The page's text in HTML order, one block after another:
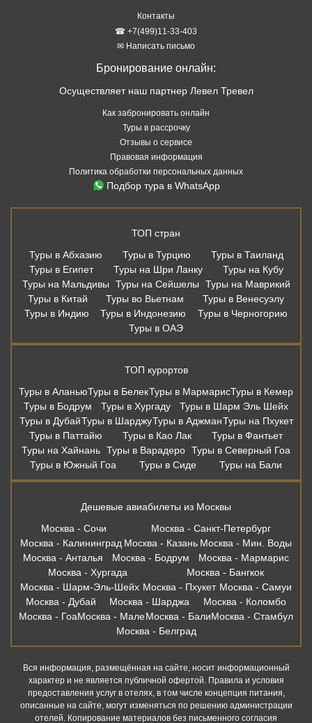
Контакты
☎ +7(499)11-33-403
✉ Написать письмо
Бронирование онлайн:
Осуществляет наш партнер Левел Тревел
Как забронировать онлайн
Туры в рассрочку
Отзывы о сервисе
Правовая информация
Политика обработки персональных данных
Подбор тура в WhatsApp
ТОП стран
Туры в Абхазию
Туры в Турцию
Туры в Таиланд
Туры в Египет
Туры на Шри Ланку
Туры на Кубу
Туры на Мальдивы
Туры на Сейшелы
Туры на Маврикий
Туры в Китай
Туры во Вьетнам
Туры в Венесуэлу
Туры в Индию
Туры в Индонезию
Туры в Черногорию
Туры в ОАЭ
ТОП курортов
Туры в АланьюТуры в БелекТуры в МармарисТуры в Кемер
Туры в Бодрум
Туры в Хургаду
Туры в Шарм Эль Шейх
Туры в ДубайТуры в ШарджуТуры в АджманТуры на Пхукет
Туры в Паттайю
Туры в Као Лак
Туры в Фантьет
Туры на Хайнань Туры в Варадеро Туры в Северный Гоа
Туры в Южный Гоа
Туры в Сиде Туры на Бали
Дешевые авиабилеты из Москвы
Москва - Сочи
Москва - Санкт-Петербург
Москва - Калининград Москва - Казань Москва - Мин. Воды
Москва - Анталья
Москва - Бодрум
Москва - Мармарис
Москва - Хургада
Москва - Бангкок
Москва - Шарм-Эль-Шейх Москва - Пхукет Москва - Самуи
Москва - Дубай
Москва - Шарджа
Москва - Коломбо
Москва - ГоаМосква - МалеМосква - БалиМосква - Стамбул
Москва - Белград
Вся информация, размещённая на сайте, носит информационный
характер и не является публичной офертой. Правила и условия
предоставления услуг в отелях, в том числе концепция питания,
описанные на сайте, могут изменяться по решению администрации
отелей. Копирование материалов без письменного согласия